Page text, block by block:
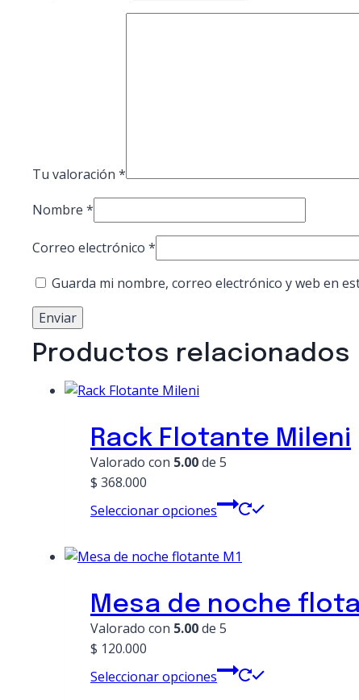
Tu valoración *
Nombre *
Correo electrónico *
Guarda mi nombre, correo electrónico y web en
Productos relacionados
Rack Flotante Mileni
Valorado con 5.00de 5
$ 368.000
Seleccionar opciones
Este
Las
Mesa de noche
Valorado con 5.00de 5
$ 120.000
Seleccionar opciones
Este